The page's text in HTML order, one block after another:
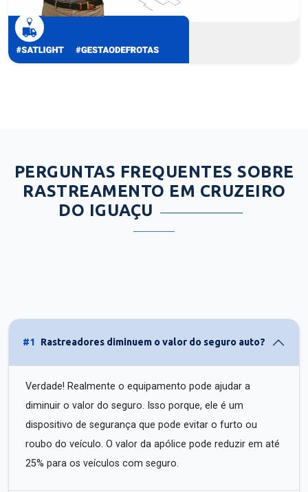
PERGUNTAS FREQUENTES SOBRE
RASTREAMENTO EM CRUZEIRO
DO IGUAÇU
#1 Rastreadores diminuem o valor do seguro auto?
Verdade! Realmente o equipamento pode ajudar a
diminuir o valor do seguro. Isso porque, ele é um
dispositivo de segurança que pode evitar o furto ou
roubo do veículo. O valor da apólice pode reduzir em até
25% para os veículos com seguro.